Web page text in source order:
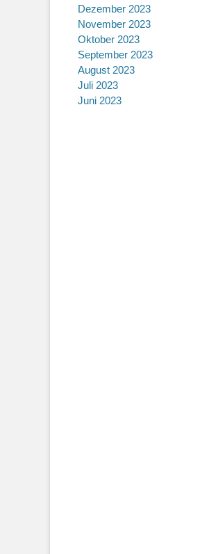
Dezember 2023
November 2023
Oktober 2023
September 2023
August 2023
Juli 2023
Juni 2023